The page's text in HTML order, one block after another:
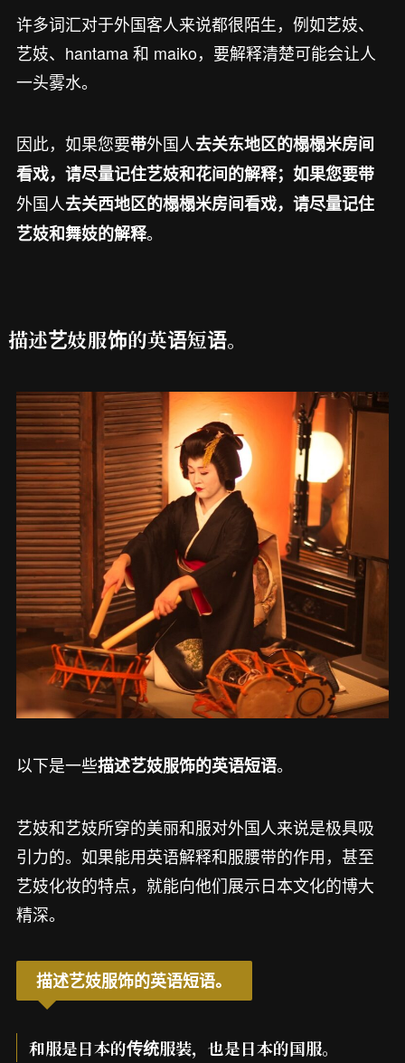
许多词汇对于外国客人来说都很陌生，例如艺妓、
艺妓、hantama 和 maiko，要解释清楚可能会让人
一头雾水。
因此，如果您要带外国人去关东地区的榻榻米房间
看戏，请尽量记住艺妓和花间的解释；如果您要带
外国人去关西地区的榻榻米房间看戏，请尽量记住
艺妓和舞妓的解释。
描述艺妓服饰的英语短语。
以下是一些描述艺妓服饰的英语短语。
艺妓和艺妓所穿的美丽和服对外国人来说是极具吸
引力的。如果能用英语解释和服腰带的作用，甚至
艺妓化妆的特点，就能向他们展示日本文化的博大
精深。
描述艺妓服饰的英语短语。
和服是日本的传统服装，也是日本的国服。